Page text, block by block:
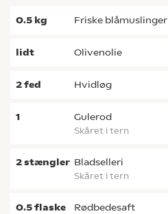
0.5 kg friske blåmuslinger
lidt olivenolie
2fed hvidløg
1 gulerod
skåret i tern
2stængler bladselleri
skåret i tern
0.5flaske rødbedesaft